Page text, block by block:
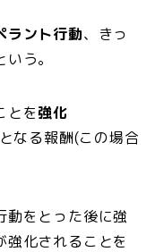
ラント行動、きっ
いう。
とを強化
なる報酬(この場合
をとった後に強
化されることを